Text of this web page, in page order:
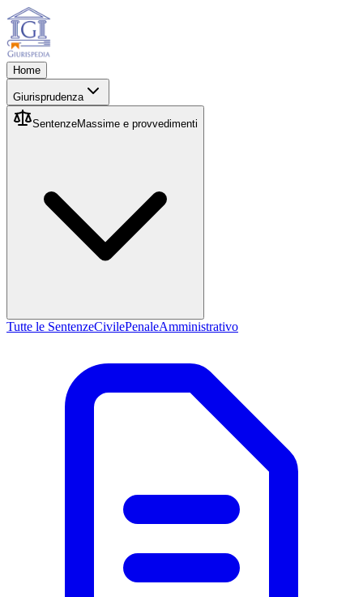
Home
Giurisprudenza
SentenzeMassime e provvedimenti
Tutte le SentenzeCivilePenaleAmministrativo